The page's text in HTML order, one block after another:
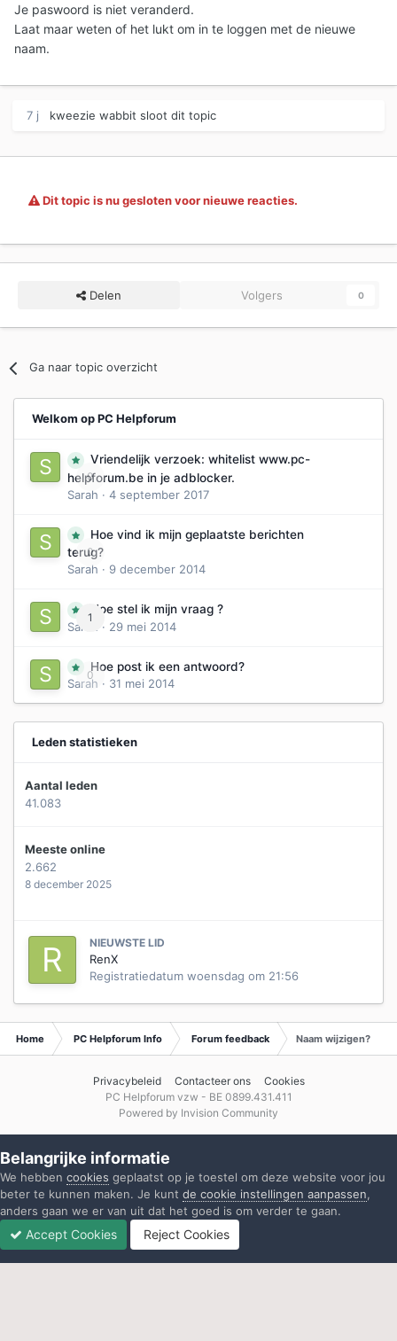
Je paswoord is niet veranderd.
Laat maar weten of het lukt om in te loggen met de nieuwe
naam.
7 j kweezie wabbit sloot dit topic
Dit topic is nu gesloten voor nieuwe reacties.
Delen Volgers 0
Ga naar topic overzicht
Welkom op PC Helpforum
0
Vriendelijk verzoek: whitelist www.pc-
helpforum.be in je adblocker.
Sarah · 4 september 2017
0
Hoe vind ik mijn geplaatste berichten
terug?
Sarah · 9 december 2014
1
Hoe stel ik mijn vraag ?
Sarah
· 29 mei 2014
0
Hoe post ik een antwoord?
Sarah · 31 mei 2014
Leden statistieken
Aantal leden
41.083
Meeste online
2.662
8 december 2025
NIEUWSTE LID
RenX
Registratiedatum woensdag om 21:56
Home PC Helpforum Info Forum feedback Naam wijzigen?
Privacybeleid Contacteer ons
Cookies
PC Helpforum vzw - BE 0899.431.411
Powered by Invision Community
Belangrijke informatie
We hebben cookies geplaatst op je toestel om deze website voor jou
beter te kunnen maken. Je kunt de cookie instellingen aanpassen,
anders gaan we er van uit dat het goed is om verder te gaan.
Accept Cookies Reject Cookies
Ongelezen